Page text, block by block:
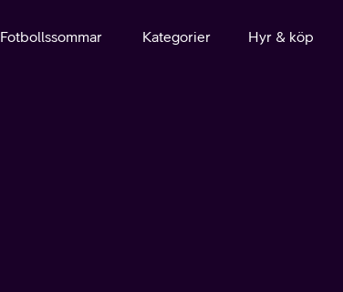
Fotbollssommar Kategorier Hyr & köp